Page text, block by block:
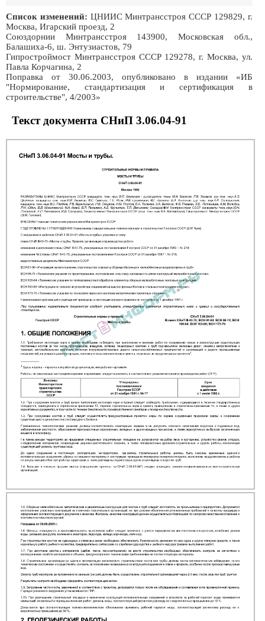
Список изменений: ЦНИИС Минтрансстроя СССР 129829, г.
Москва, Игарский проезд, 2
Союздорнии Минтрансстроя 143900, Московская обл.,
Балашиха-6, ш. Энтузиастов, 79
Гипростроймост Минтрансстроя СССР 129278, г. Москва, ул.
Павла Корчагина, 2
Поправка от 30.06.2003, опубликовано в издании «ИБ
"Нормирование, стандартизация и сертификация в
строительстве", 4/2003»
Текст документа СНиП 3.06.04-91